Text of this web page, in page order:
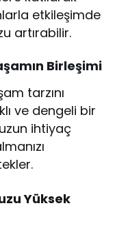
etkileşimde
artırabilir.
Birleşimi
tarzını
ve dengeli bir
ihtiyaç
Yüksek